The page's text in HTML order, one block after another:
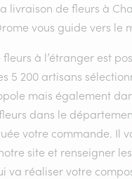
livraison de fleurs à
vous guide vers le
à l’étranger est
5 200 artisans
mais également
dans le
votre commande. Il
site et renseigner
va réaliser votre